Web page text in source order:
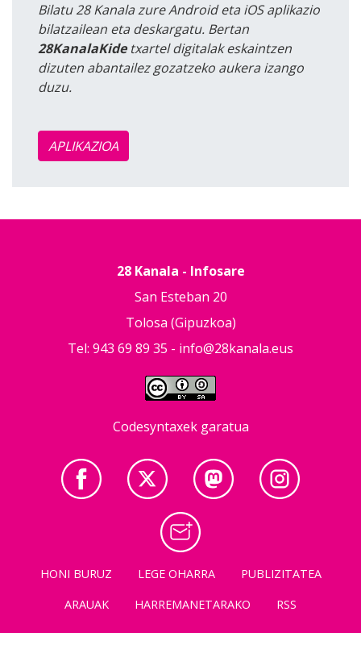
Bilatu 28 Kanala zure Android eta iOS aplikazio
bilatzailean eta deskargatu. Bertan
28KanalaKidetxartel digitalak eskaintzen
dizuten abantailez gozatzeko aukera izango
duzu.
APLIKAZIOA
28 Kanala - Infosare
San Esteban 20
Tolosa (Gipuzkoa)
Tel: 943 69 89 35 - info@28kanala.eus
Codesyntaxek garatua
HONI BURUZ LEGE OHARRA
PUBLIZITATEA
ARAUAK
HARREMANETARAKO RSS